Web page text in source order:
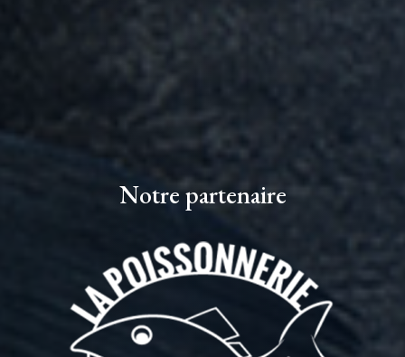
Notre partenaire